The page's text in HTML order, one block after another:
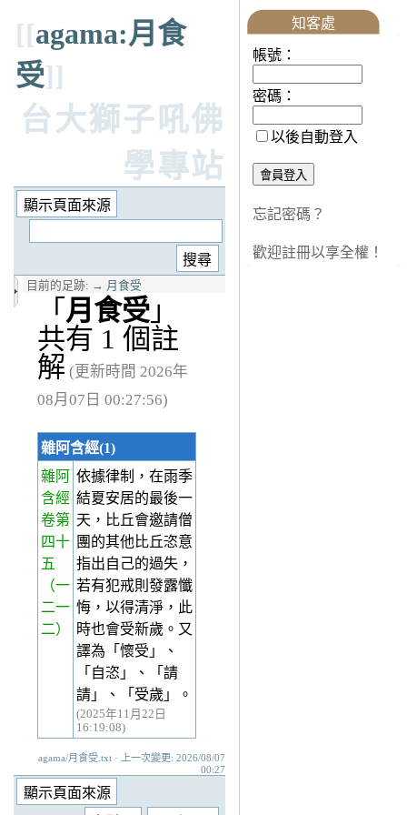
[[agama:月食
受]]
台大獅子吼佛
學專站
目前的足跡: → 月食受
「 月食受 」
共有 1 個註
解 (更新時間 2026年
08月07日 00:27:56)
雜阿含經(1)
雜阿
含經
卷第
四十
五
（一
二一
二）
依據律制，在雨季
結夏安居的最後一
天，比丘會邀請僧
團的其他比丘恣意
指出自己的過失，
若有犯戒則發露懺
悔，以得清淨，此
時也會受新歲。又
譯為「懷受」、
「自恣」、「請
請」、「受歲」。
(2025年11月22日
16:19:08)
agama/月食受.txt · 上一次變更: 2026/08/07
00:27
知客處
帳號：
密碼：
以後自動登入
忘記密碼？
歡迎註冊以享全權！